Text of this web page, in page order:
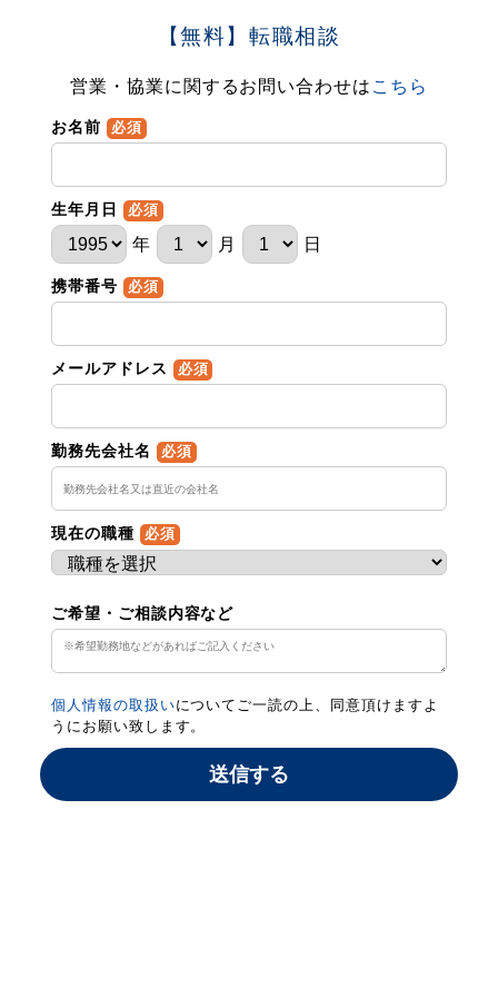
【無料】転職相談
営業・協業に関するお問い合わせは こちら
お名前 必須
生年月日 必須
年 月 日
携帯番号 必須
メールアドレス 必須
勤務先会社名 必須
現在の職種 必須
ご希望・ご相談内容など
個人情報の取扱いについてご一読の上、同意頂けますよ
うにお願い致します。